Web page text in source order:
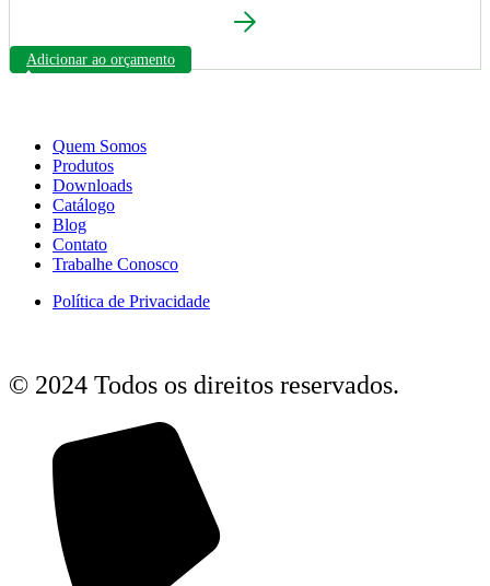
Adicionar ao orçamento
Quem Somos
Produtos
Downloads
Catálogo
Blog
Contato
Trabalhe Conosco
Política de Privacidade
© 2024 Todos os direitos reservados.